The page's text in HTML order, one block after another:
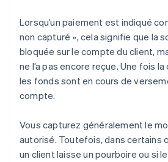
Lorsqu’un paiement est indiqué
non capturé », cela signifie que la
bloquée sur le compte du client,
ne l’a pas encore reçue. Une fois
les fonds sont en cours de
compte.
Vous capturez généralement le
autorisé. Toutefois, dans certains
un client laisse un pourboire ou si